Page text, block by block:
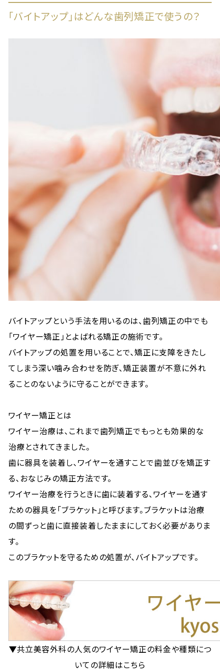
「バイトアップ」はどんな歯列矯正で使うの？
バイトアップという手法を用いるのは、歯列矯正の中でも
「ワイヤー矯正」とよばれる矯正の施術です。
バイトアップの処置を用いることで、矯正に支障をきたし
てしまう深い噛み合わせを防ぎ、矯正装置が不意に外れ
ることのないように守ることができます。
ワイヤー矯正とは
ワイヤー治療は、これまで歯列矯正でもっとも効果的な
治療とされてきました。
歯に器具を装着し、ワイヤーを通すことで歯並びを矯正す
る、おなじみの矯正方法です。
ワイヤー治療を行うときに歯に装着する、ワイヤーを通す
ための器具を「ブラケット」と呼びます。ブラケットは治療
の間ずっと歯に直接装着したままにしておく必要がありま
す。
このブラケットを守るための処置が、バイトアップです。
▼共立美容外科の人気のワイヤー矯正の料金や種類につ
いての詳細はこちら